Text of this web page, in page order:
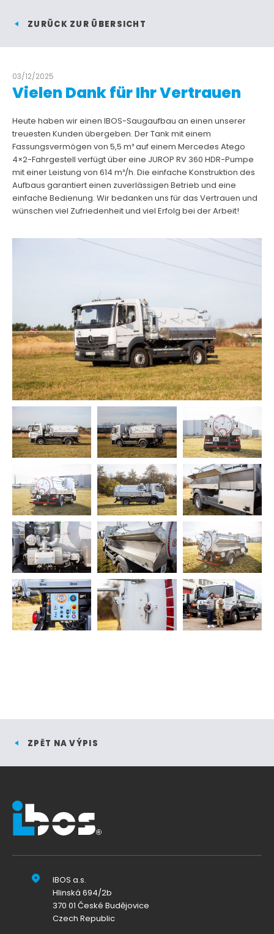
ZURÜCK ZUR ÜBERSICHT
03/12/2025
Vielen Dank für Ihr Vertrauen
Heute haben wir einen IBOS-Saugaufbau an einen unserer
treuesten Kunden übergeben. Der Tank mit einem
Fassungsvermögen von 5,5 m³ auf einem Mercedes Atego
4×2-Fahrgestell verfügt über eine JUROP RV 360 HDR-Pumpe
mit einer Leistung von 614 m³/h. Die einfache Konstruktion des
Aufbaus garantiert einen zuverlässigen Betrieb und eine
einfache Bedienung. Wir bedanken uns für das Vertrauen und
wünschen viel Zufriedenheit und viel Erfolg bei der Arbeit!
ZPĚT NA VÝPIS
IBOS a.s.
Hlinská 694/2b
370 01 České Budějovice
Czech Republic